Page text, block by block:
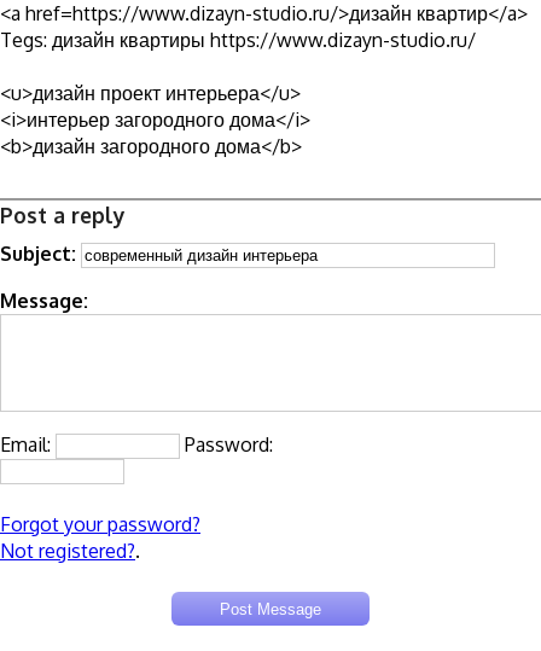
<a href=https://www.dizayn-studio.ru/>дизайн квартир</a>
Tegs: дизайн квартиры https://www.dizayn-studio.ru/
<u>дизайн проект интерьера</u>
<i>интерьер загородного дома</i>
<b>дизайн загородного дома</b>
Post a reply
Subject:
Message:
Email: Password:
Forgot your password?
Not registered?.